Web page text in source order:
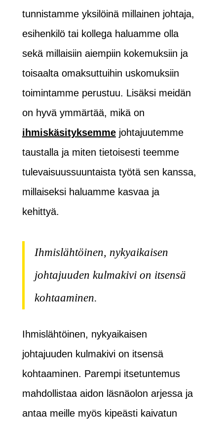
tunnistamme yksilöinä millainen johtaja,
esihenkilö tai kollega haluamme olla
sekä millaisiin aiempiin kokemuksiin ja
toisaalta omaksuttuihin uskomuksiin
toimintamme perustuu. Lisäksi meidän
on hyvä ymmärtää, mikä on
ihmiskäsityksemmejohtajuutemme
taustalla ja miten tietoisesti teemme
tulevaisuussuuntaista työtä sen kanssa,
millaiseksi haluamme kasvaa ja
kehittyä.
Ihmislähtöinen, nykyaikaisen
johtajuuden kulmakivi on itsensä
kohtaaminen.
Ihmislähtöinen, nykyaikaisen
johtajuuden kulmakivi on itsensä
kohtaaminen. Parempi itsetuntemus
mahdollistaa aidon läsnäolon arjessa ja
antaa meille myös kipeästi kaivatun